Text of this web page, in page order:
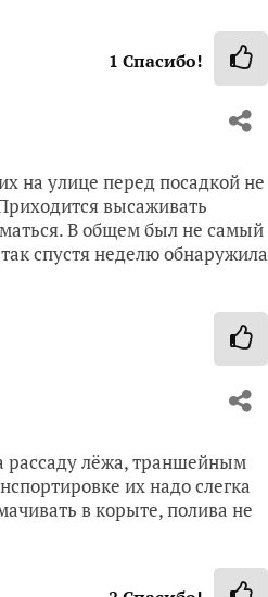
1 Спасибо!
на улице перед посадкой не
высаживать
В общем был не самый
спустя неделю обнаружила
рассаду лёжа, траншейным
их надо слегка
в корыте, полива не